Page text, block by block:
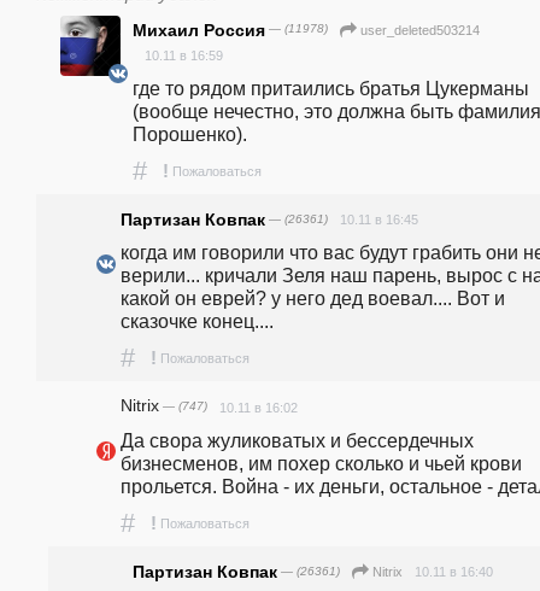
Михаил Россия — (11978)
user_deleted503214
10.11 в 16:59
где то рядом притаились братья Цукерманы
(вообще нечестно, это должна быть фамилия
Порошенко).
# ! Пожаловаться
Партизан Ковпак — (26361) 10.11 в 16:45
когда им говорили что вас будут грабить они
верили... кричали Зеля наш парень, вырос с
какой он еврей? у него дед воевал.... Вот и
сказочке конец....
# ! Пожаловаться
Nitrix — (747) 10.11 в 16:02
Да свора жуликоватых и бессердечных
бизнесменов, им похер сколько и чьей крови
прольется. Война - их деньги, остальное -
# ! Пожаловаться
Партизан Ковпак — (26361) Nitrix 10.11 в 16:40